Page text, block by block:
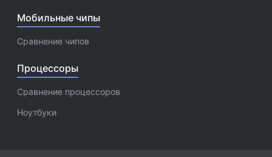
Мобильные чипы
Сравнение чипов
Процессоры
Сравнение процессоров
Ноутбуки